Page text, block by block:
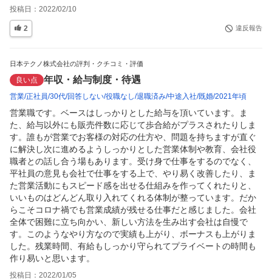
投稿日： 2022/02/10
2 違反報告
日本テクノ株式会社の評判・クチコミ・評価
良い点 年収・給与制度・待遇
営業 正社員 30代 回答しない 役職なし 退職済み 中途入社 既婚 2021年頃
営業職です。ベースはしっかりとした給与を頂いています。ま
た、給与以外にも販売件数に応じて歩合給がプラスされたりしま
す。誰もが営業でお客様の対応の仕方や、問題を持ちますが直ぐ
に解決し次に進めるようしっかりとした営業体制や教育、会社役
職者との話し合う場もあります。受け身で仕事をするのでなく、
平社員の意見も会社で仕事をする上で、やり易く改善したり、ま
た営業活動にもスピード感を出せる仕組みを作ってくれたりと、
いいものはどんどん取り入れてくれる体制が整っています。だか
らこそコロナ禍でも営業成績が残せる仕事だと感じました。会社
全体で困難に立ち向かい、新しい方法を生み出す会社は自慢で
す。このようなやり方なので実績も上がり、ボーナスも上がりま
した。残業時間、有給もしっかり守られてプライベートの時間も
作り易いと思います。
投稿日： 2022/01/05